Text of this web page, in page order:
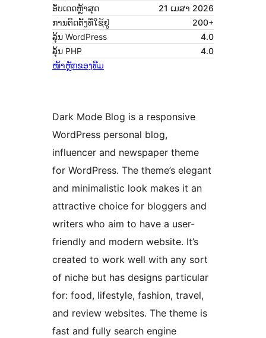
ອັບເດດຫຼ້າສຸດ
21 ເມສາ 2026
ການຕິດຕັ້ງທີ່ໃຊ້ຢູ່
200+
ລຸ້ນ WordPress
4.0
ລຸ້ນ PHP
4.0
ໜ້າຫຼັກຂອງທີມ
Dark Mode Blog is a responsive
WordPress personal blog,
influencer and newspaper theme
for WordPress. The theme’s elegant
and minimalistic look makes it an
attractive choice for bloggers and
writers who aim to have a user-
friendly and modern website. It’s
created to work well with any sort
of niche but has designs particular
for: food, lifestyle, fashion, travel,
and review websites. The theme is
fast and fully search engine